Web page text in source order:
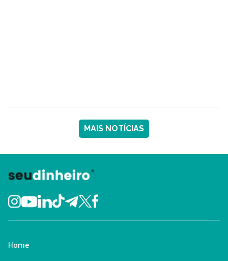
MAIS NOTÍCIAS
Home